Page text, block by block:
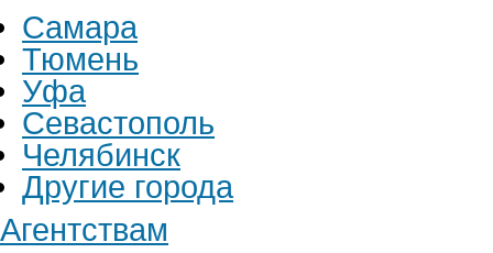
Самара
Тюмень
Уфа
Севастополь
Челябинск
Другие города
Агентствам